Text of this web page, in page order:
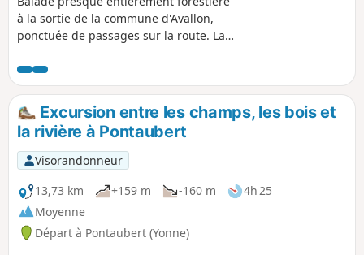
à la sortie de la commune d'Avallon,
ponctuée de passages sur la route. La
forêt, la seconde est plus ouverte sur le
paysage, aux abords des prairies et des
pâturages.
Excursion entre les champs, les bois et
la rivière à Pontaubert
Visorandonneur
13,73 km
+159 m -160 m
4h 25
Moyenne
Départ à Pontaubert (Yonne)